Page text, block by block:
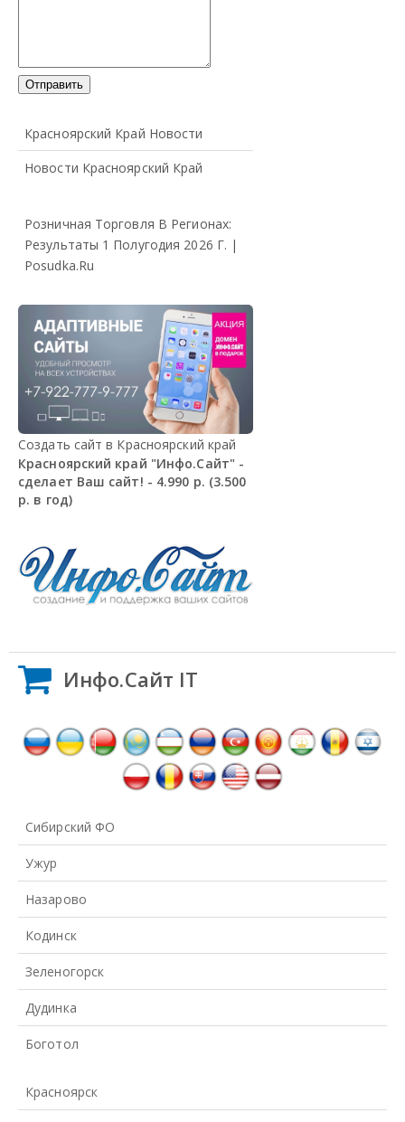
Красноярский Край Новости
Новости Красноярский Край
Розничная Торговля В Регионах:
Результаты 1 Полугодия 2026 Г. |
Posudka.ru
Создать сайт в Красноярский край
Красноярский край "Инфо.Сайт" -
сделает Ваш сайт! - 4.990 р. (3.500
р. в год)
Инфо.Сайт IT
Сибирский ФО
Ужур
Назарово
Кодинск
Зеленогорск
Дудинка
Боготол
Красноярск